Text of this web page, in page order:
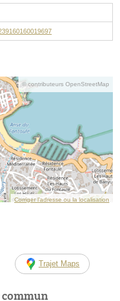
© contributeurs OpenStreetMap
Corriger l’adresse ou la localisation
Trajet Maps